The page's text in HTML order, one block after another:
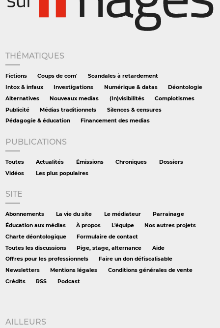
THÉMATIQUES
Fictions Coups de com'
Scandales à retardement
Intox & infaux
Investigations Numérique & datas
Déontologie
Alternatives
Nouveaux medias (In)visibilités
Complotismes
Publicité
Médias traditionnels
Silences & censures
Pédagogie & éducation
Financement des medias
PUBLICATIONS
Toutes Actualités Émissions Chroniques
Dossiers
Vidéos
Les plus populaires
SITE
Abonnements La vie du site Le médiateur
Parrainage
Éducation aux médias
À propos L'équipe
Nos autres projets
Charte déontologique
Formulaire de contact
Toutes les discussions
Pige, stage, alternance
Aide
Offres pour les professionnels
Faire un don défiscalisable
Newsletters
Mentions légales
Conditions générales de vente
Crédits
RSS Podcast
AILLEURS